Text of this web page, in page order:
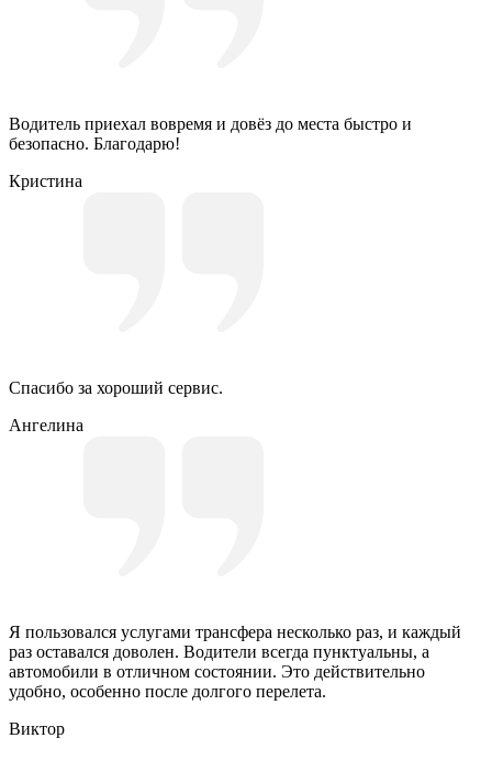
Водитель приехал вовремя и довёз до места быстро и
безопасно. Благодарю!
Кристина
Спасибо за хороший сервис.
Ангелина
Я пользовался услугами трансфера несколько раз, и каждый
раз оставался доволен. Водители всегда пунктуальны, а
автомобили в отличном состоянии. Это действительно
удобно, особенно после долгого перелета.
Виктор